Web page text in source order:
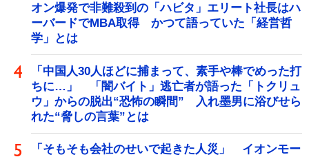
オン爆発で非難殺到の「ハビタ」エリート社長はハ
ーバードでMBA取得 かつて語っていた「経営哲
学」とは
「中国人30人ほどに捕まって、素手や棒でめった打
ちに…」 「闇バイト」逃亡者が語った「トクリュ
ウ」からの脱出“恐怖の瞬間” 入れ墨男に浴びせら
れた“脅しの言葉”とは
「そもそも会社のせいで起きた人災」 イオンモー